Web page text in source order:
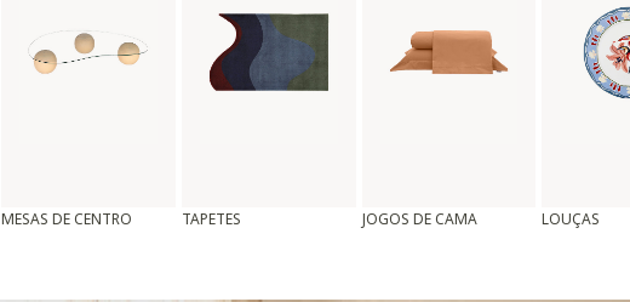
MESAS DE CENTRO TAPETES JOGOS DE CAMA LOUÇAS